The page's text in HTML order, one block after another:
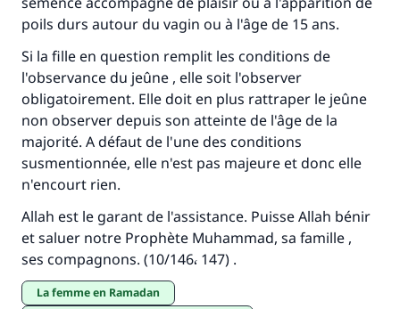
poils durs autour du vagin ou à l'âge de 15 ans.
Si la fille en question remplit les conditions de
l'observance du jeûne , elle soit l'observer
obligatoirement. Elle doit en plus rattraper le jeûne
non observer depuis son atteinte de l'âge de la
majorité. A défaut de l'une des conditions
susmentionnée, elle n'est pas majeure et donc elle
n'encourt rien.
Allah est le garant de l'assistance. Puisse Allah bénir
et saluer notre Prophète Muhammad, sa famille ,
ses compagnons. (10/146، 147) .
La femme en Ramadan
Faites une différence dans la vie de
millions de personnes grâce à votre
contribution
Aidez nous à apporter des réponses.
Le Messager d'Allah (Paix sur lui) a dit:
"Celui qui indique une bonne action obtient la
même récompense que celui qui le fait."
(MOUSLIM 1893)